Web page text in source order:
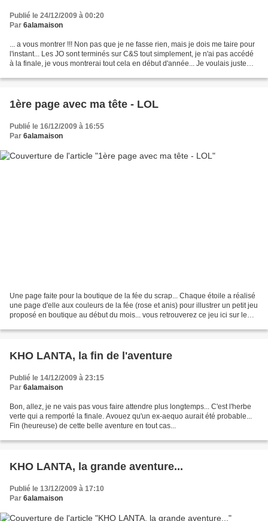
Publié le 24/12/2009 à 00:20
Par 6alamaison
... a vous montrer !!! Non pas que je ne fasse rien, mais je dois me taire pour
l'instant... Les JO sont terminés sur C&S tout simplement, je n'ai pas accédé
à la finale, je vous montrerai tout cela en début d'année... Je voulais juste
1ère page avec ma tête - LOL
Publié le 16/12/2009 à 16:55
Par 6alamaison
Une page faite pour la boutique de la fée du scrap... Chaque étoile a réalisé
une page d'elle aux couleurs de la fée (rose et anis) pour illustrer un petit jeu
proposé en boutique au début du mois... vous retrouverez ce jeu ici sur le
KHO LANTA, la fin de l'aventure
Publié le 14/12/2009 à 23:15
Par 6alamaison
Bon, allez, je ne vais pas vous faire attendre plus longtemps... C'est l'herbe
verte qui a remporté la finale. Avouez qu'un ex-aequo aurait été probable...
Fin (heureuse) de cette belle aventure en tout cas...
KHO LANTA, la grande aventure...
Publié le 13/12/2009 à 17:10
Par 6alamaison